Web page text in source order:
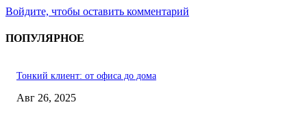
Войдите, чтобы оставить комментарий
ПОПУЛЯРНОЕ
Тонкий клиент: от офиса до дома
Авг 26, 2025